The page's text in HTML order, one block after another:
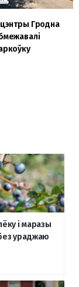
Гродна
і маразы
ураджаю